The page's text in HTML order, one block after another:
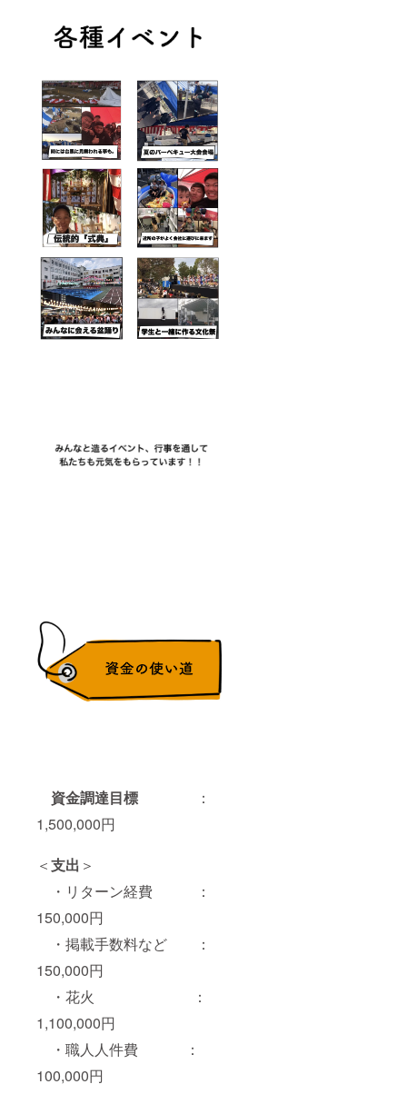
資金調達目標 ：
1,500,000円
＜支出 ＞
・リターン経費 ：
150,000円
・掲載手数料など ：
150,000円
・花火 ：
1,100,000円
・職人人件費 ：
100,000円